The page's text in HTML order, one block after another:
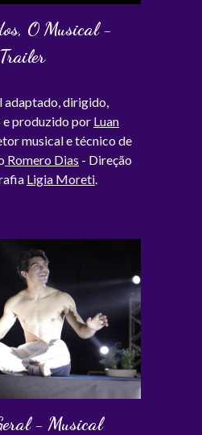
O Musical -
Trailer
adaptado, dirigido,
produzido por Luan
musical e técnico de
Romero Dias - Direção
Ligia Moreti.
- Musical